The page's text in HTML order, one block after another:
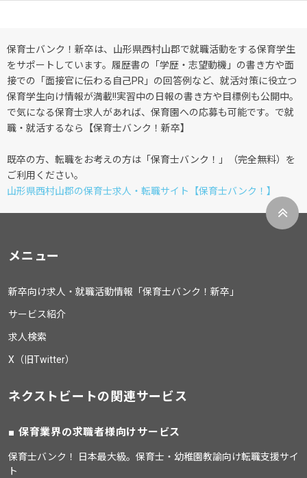
保育士バンク！新卒は、山形県西村山郡で就職活動をする保育学生
をサポートしています。履歴書の「学歴・志望動機」の書き方や面
接での「面接官に伝わる自己PR」の回答例など、就活対策に役立つ
保育学生向け情報が満載!!実習中の日報の書き方や目標例も公開中。
で気になる保育士求人があれば、保育園への応募も可能です。で就
職・就活するなら【保育士バンク！新卒】
既卒の方、転職をお考えの方は「保育士バンク！」（完全無料）を
ご利用ください。
山形県西村山郡の保育士求人・転職サイト【保育士バンク！】
メニュー
新卒向け求人・就職活動情報「保育士バンク！新卒」
サービス紹介
求人検索
X（旧Twitter）
ネクストビートの関連サービス
保育業界の求職者様向けサービス
保育士バンク！ 日本最大級。保育士・幼稚園教諭向け転職支援サイ
ト